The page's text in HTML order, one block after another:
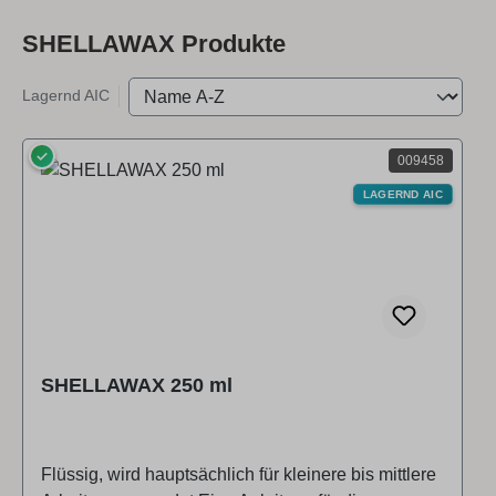
SHELLAWAX Produkte
Lagernd AIC
009458
✓
LAGERND AIC
SHELLAWAX 250 ml
Flüssig, wird hauptsächlich für kleinere bis mittlere